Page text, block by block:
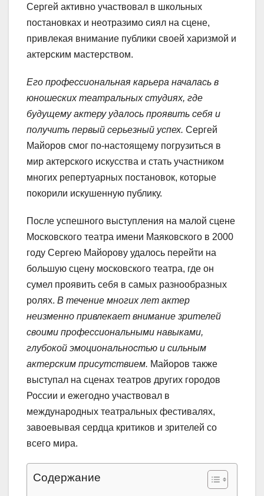
Сергей активно участвовал в школьных
постановках и неотразимо сиял на сцене,
привлекая внимание публики своей харизмой и
актерским мастерством.
Его профессиональная карьера началась в
юношеских театральных студиях, где
будущему актеру удалось проявить себя и
получить первый серьезный успех. Сергей
Майоров смог по-настоящему погрузиться в
мир актерского искусства и стать участником
многих репертуарных постановок, которые
покорили искушенную публику.
После успешного выступления на малой сцене
Московского театра имени Маяковского в 2000
году Сергею Майорову удалось перейти на
большую сцену московского театра, где он
сумел проявить себя в самых разнообразных
ролях. В течение многих лет актер
неизменно привлекает внимание зрителей
своими профессиональными навыками,
глубокой эмоциональностью и сильным
актерским присутствием. Майоров также
выступал на сценах театров других городов
России и ежегодно участвовал в
международных театральных фестивалях,
завоевывая сердца критиков и зрителей со
всего мира.
Содержание